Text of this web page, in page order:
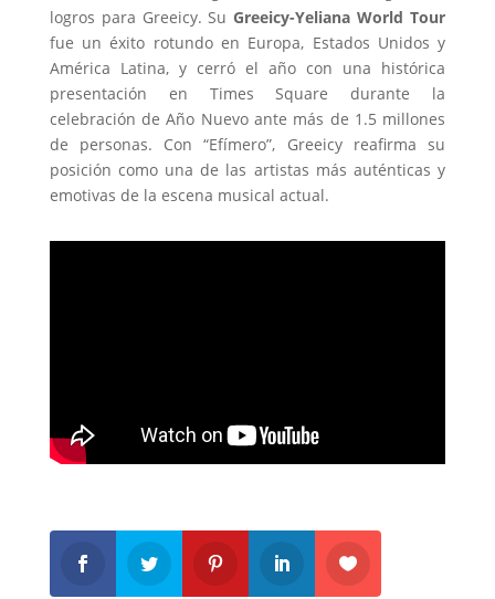
logros para Greeicy. SuGreeicy-Yeliana World Tour
fue un éxito rotundo en Europa, Estados Unidos y
América Latina, y cerró el año con una histórica
presentación en Times Square durante la
celebración de Año Nuevo ante más de 1.5 millones
de personas. Con “Efímero”, Greeicy reafirma su
posición como una de las artistas más auténticas y
emotivas de la escena musical actual.